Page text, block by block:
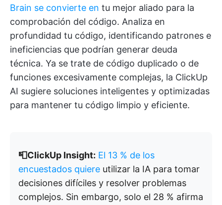
Brain se convierte en tu mejor aliado para la
comprobación del código. Analiza en
profundidad tu código, identificando patrones e
ineficiencias que podrían generar deuda
técnica. Ya se trate de código duplicado o de
funciones excesivamente complejas, la ClickUp
AI sugiere soluciones inteligentes y optimizadas
para mantener tu código limpio y eficiente.
📮ClickUp Insight: El 13 % de los
encuestados quiere utilizar la IA para tomar
decisiones difíciles y resolver problemas
complejos. Sin embargo, solo el 28 % afirma